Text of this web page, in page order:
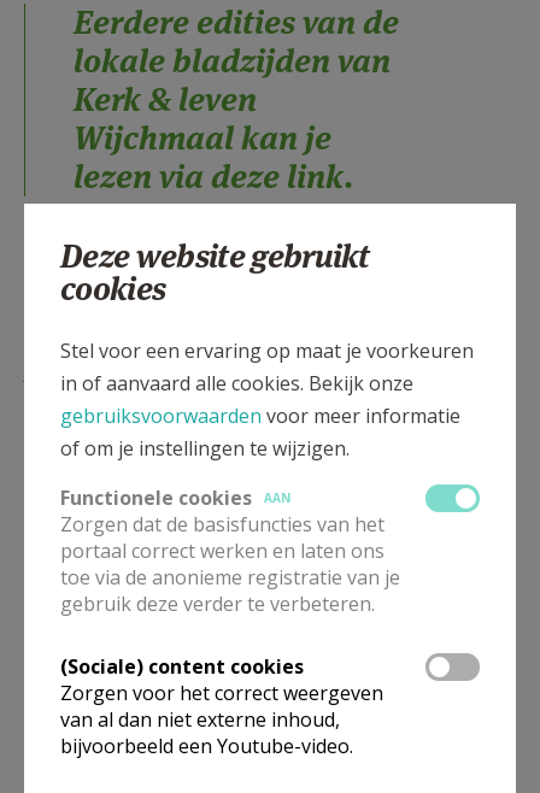
Eerdere edities van de
lokale bladzijden van
Kerk & leven
Wijchmaal kan je
lezen via deze link.
Lees meer
Parochienieuws uit Kleine-Brogel
Deze website gebruikt
cookies
Stel voor een ervaring op maat je voorkeuren
in of aanvaard alle cookies. Bekijk onze
gebruiksvoorwaarden voor meer informatie
of om je instellingen te wijzigen.
Functionele cookies
AAN
Zorgen dat de basisfuncties van het
portaal correct werken en laten ons
toe via de anonieme registratie van je
gebruik deze verder te verbeteren.
(Sociale) content cookies
Zorgen voor het correct weergeven
van al dan niet externe inhoud,
bijvoorbeeld een Youtube-video.